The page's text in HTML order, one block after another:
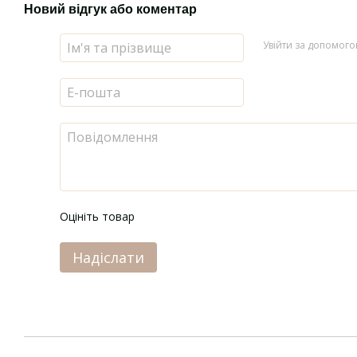
Новий відгук або коментар
Увійти за
Оцініть товар
Надіслати